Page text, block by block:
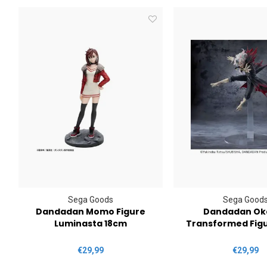
Sega Goods
Dandadan Momo Figure
Luminasta 18cm
€29,99
Sega
Dandadan
Transformed
€29,99